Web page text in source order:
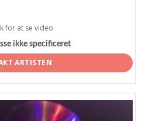
for at se video
ikke specificeret
ARTISTEN